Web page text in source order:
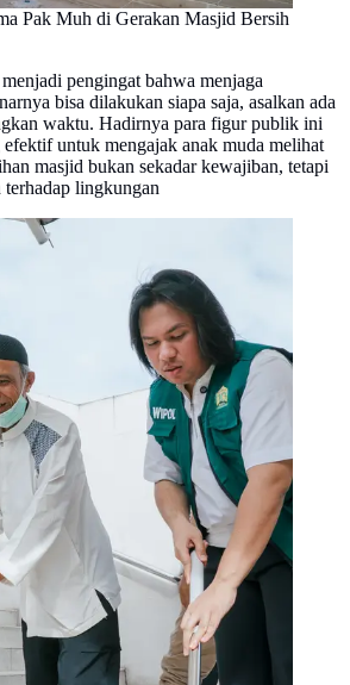
Pak Muh di Gerakan Masjid Bersih
pengingat bahwa menjaga
bisa dilakukan siapa saja, asalkan ada
waktu. Hadirnya para figur publik ini
untuk mengajak anak muda melihat
masjid bukan sekadar kewajiban, tetapi
lingkungan